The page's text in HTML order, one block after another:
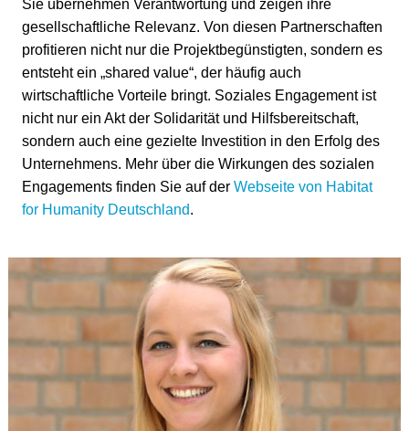
Sie übernehmen Verantwortung und zeigen ihre
gesellschaftliche Relevanz. Von diesen Partnerschaften
profitieren nicht nur die Projektbegünstigten, sondern es
entsteht ein „shared value“, der häufig auch
wirtschaftliche Vorteile bringt. Soziales Engagement ist
nicht nur ein Akt der Solidarität und Hilfsbereitschaft,
sondern auch eine gezielte Investition in den Erfolg des
Unternehmens. Mehr über die Wirkungen des sozialen
Engagements finden Sie auf der Webseite von Habitat
for Humanity Deutschland.